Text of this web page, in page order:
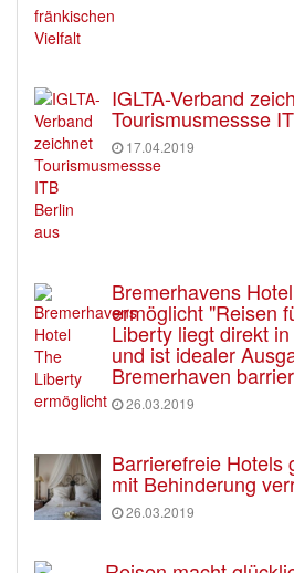
IGLTA-Verband
Tourismusmessse
17.04.2019
Bremerhavens
ermöglicht "Reisen
Liberty liegt direkt
und ist idealer
Bremerhaven
26.03.2019
Barrierefreie Hotels
mit Behinderung
26.03.2019